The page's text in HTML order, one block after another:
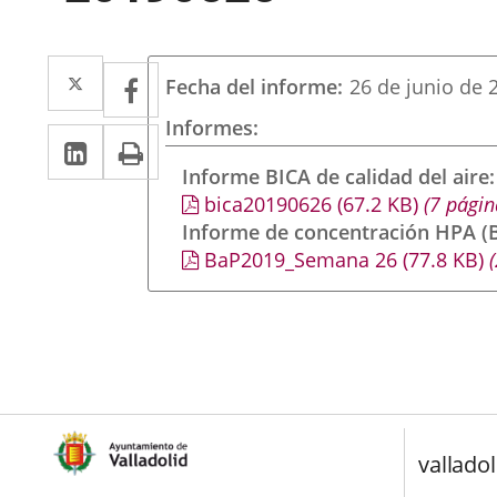
Twitter
Enlace
a
una
aplicación
externa.
Facebook
Enlace
a
una
aplicación
externa.
Linkedin
Enlace
a
aplicación
externa.
Print
Fecha del informe 26 de junio de
Informes
Informe BICA de calidad del aire
bica20190626(67.2 KB)(7
Informe de concentración HPA
BaP2019_Semana 26(77.8 KB)